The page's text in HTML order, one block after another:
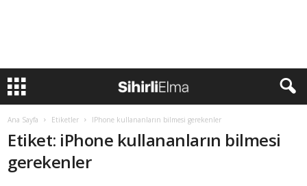
Ana Sayfa Etiketler IPhone kullananların bilmesi gerekenler
Etiket: iPhone kullananların bilmesi
gerekenler